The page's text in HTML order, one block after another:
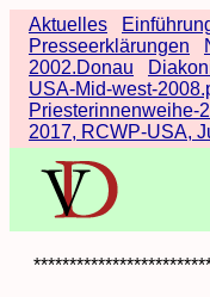
Aktuelles
Presseerklärungen
2002.Donau
USA-Mid-west-
Priesterinnenweihe-
2017, RCWP-USA,